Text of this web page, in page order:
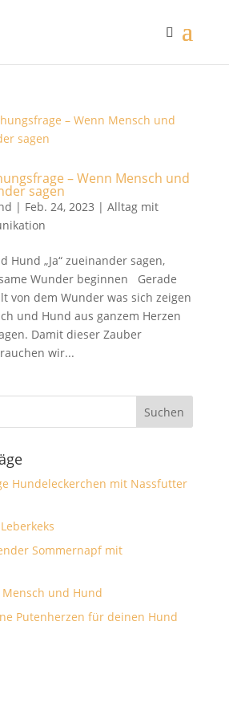
– Wenn Mensch und
sagen
| Feb. 24, 2023 | Alltag mit
Hund „Ja“ zueinander sagen,
Wunder beginnen Gerade
von dem Wunder was sich zeigen
und Hund aus ganzem Herzen
Damit dieser Zauber
wir...
Hundeleckerchen mit Nassfutter
Sommernapf mit
und Hund
Putenherzen für deinen Hund